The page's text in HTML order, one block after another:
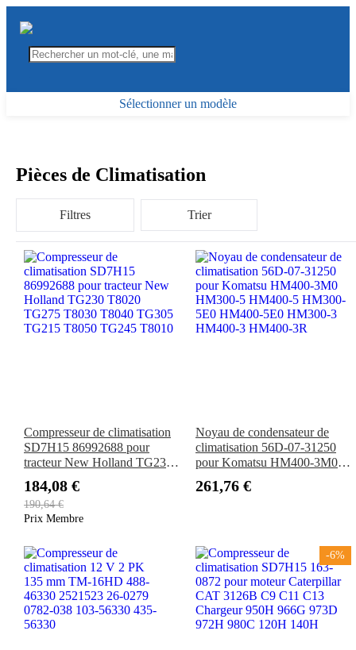
Sélectionner un modèle
Pièces de Climatisation
Filtres Trier
Compresseur de climatisation
SD7H15 86992688 pour
tracteur New Holland TG230
TG305 TG215 T8050 TG245
T8010
184,08 €
190,64 €
Prix Membre
Noyau de condensateur de
climatisation 56D-07-31250
pour Komatsu HM400-3M0
5E0 HM400-5E0 HM300-3
261,76 €
-6%